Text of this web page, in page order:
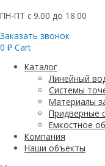
ПН-ПТ с 9.00 до 18.00
Заказать звонок
0 ₽ Cart
Каталог
Линейный
Системы
Материалы
Придверные
Емкостное
Компания
Наши объекты